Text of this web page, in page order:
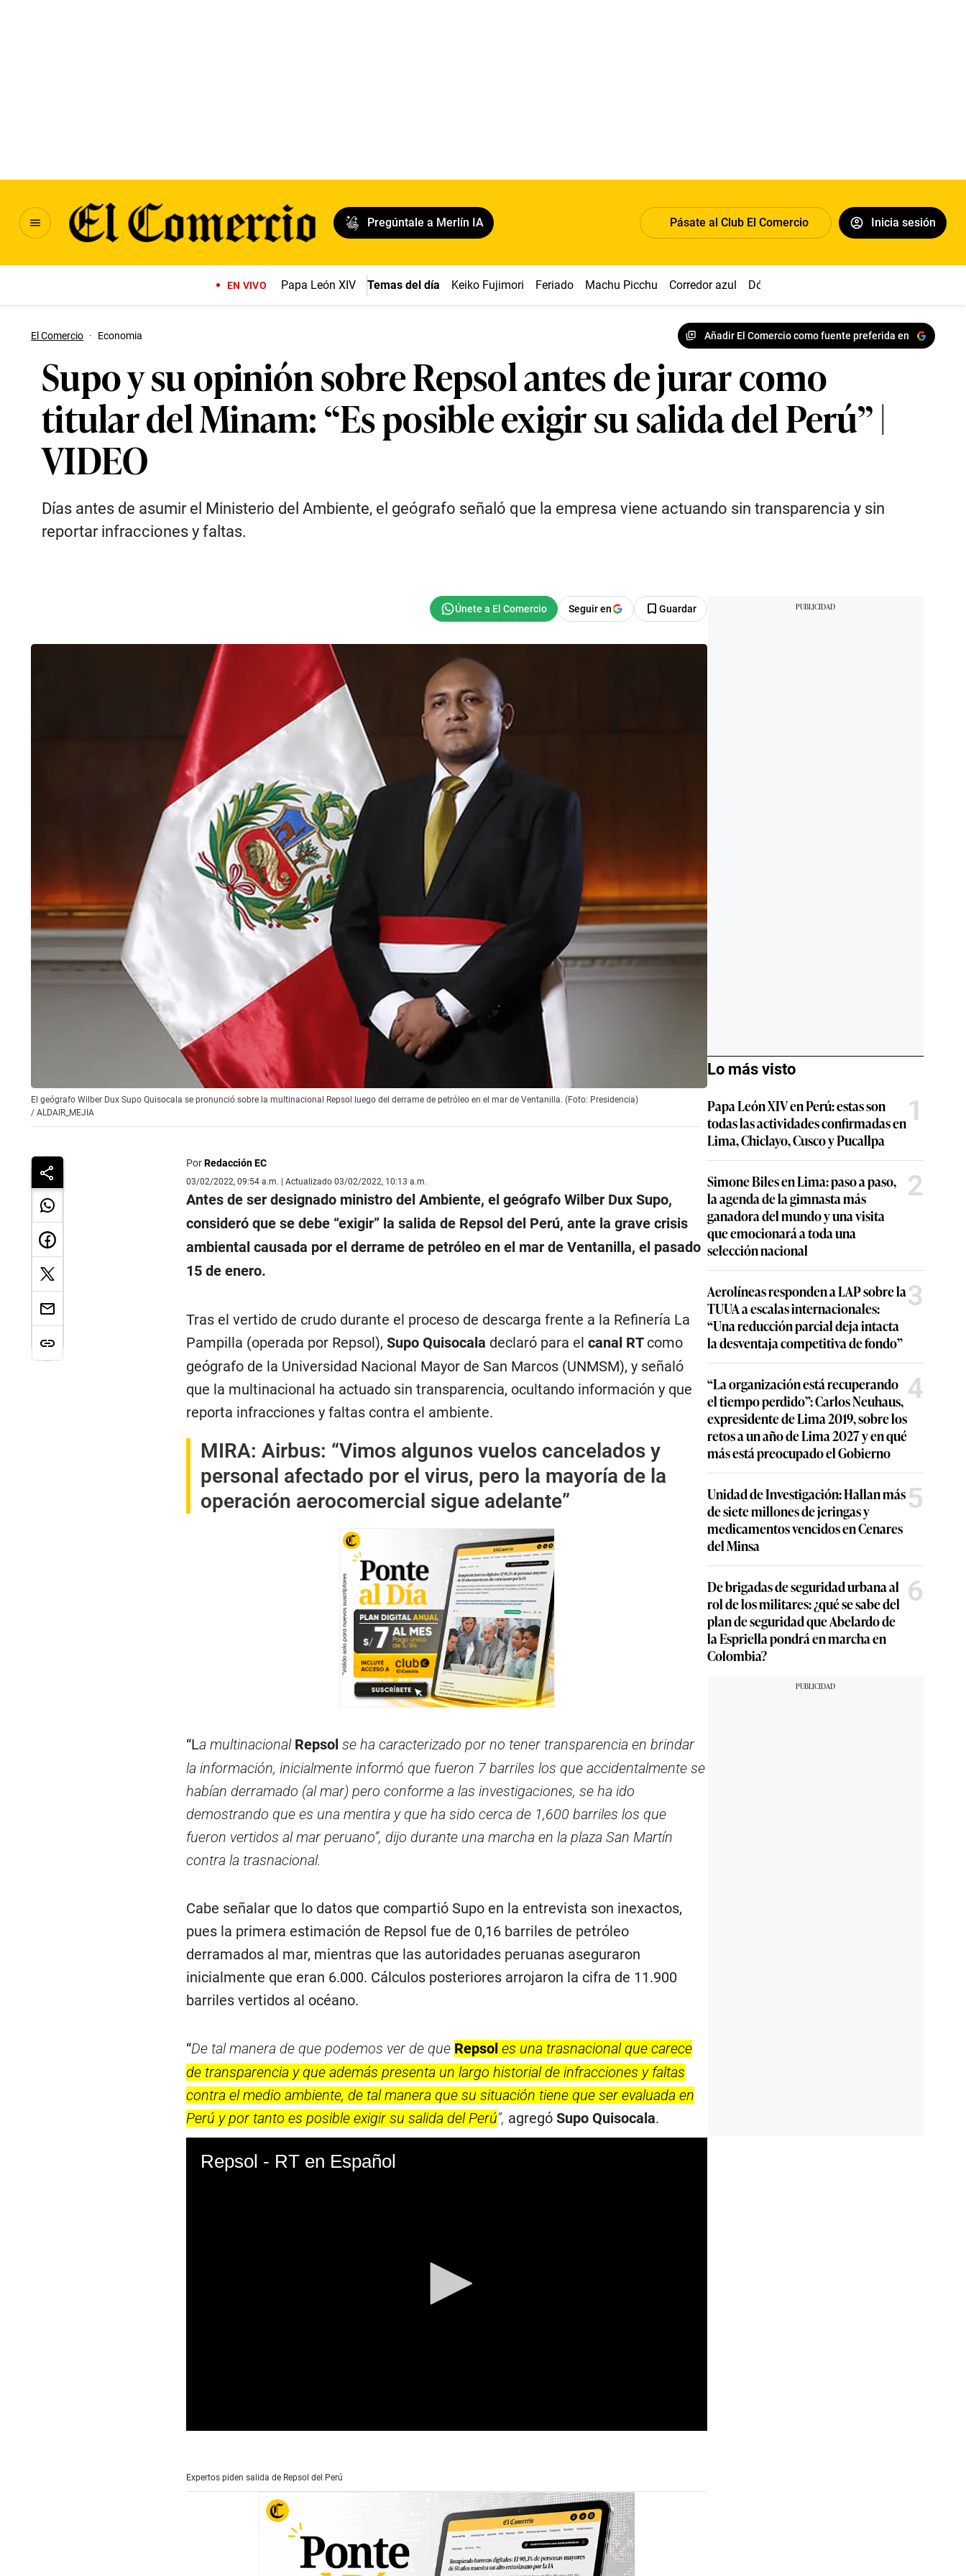
Pregúntale a Merlín IA Pásate al Club El Comercio Inicia sesión
EN VIVO Papa León XIV Temas del día Keiko Fujimori Feriado Machu Picchu Corredor azul Dólar
El Comercio · Economia Añadir El Comercio como fuente preferida en
Supo y su opinión sobre Repsol antes de jurar como
titular del Minam: “Es posible exigir su salida del Perú” |
VIDEO
Días antes de asumir el Ministerio del Ambiente, el geógrafo señaló que la empresa viene actuando sin transparencia y sin
reportar infracciones y faltas.
Seguir en Guardar
El geógrafo Wilber Dux Supo Quisocala se pronunció sobre la multinacional Repsol luego del derrame de petróleo en el mar de Ventanilla. (Foto: Presidencia)
/ ALDAIR_MEJIA
PorRedacción EC
03/02/2022, 09:54 a.m. | Actualizado 03/02/2022, 10:13 a.m.
Antes de ser designado ministro del Ambiente, el geógrafo Wilber Dux Supo,
consideró que se debe “exigir” la salida de Repsol del Perú, ante la grave crisis
ambiental causada por el derrame de petróleo en el mar de Ventanilla, el pasado
15 de enero.
Tras el vertido de crudo durante el proceso de descarga frente a la Refinería La
Pampilla (operada por Repsol), Supo Quisocala declaró para el canal RT como
geógrafo de la Universidad Nacional Mayor de San Marcos (UNMSM), y señaló
que la multinacional ha actuado sin transparencia, ocultando información y que
reporta infracciones y faltas contra el ambiente.
MIRA: Airbus: “Vimos algunos vuelos cancelados y
personal afectado por el virus, pero la mayoría de la
operación aerocomercial sigue adelante”
“La multinacional Repsol se ha caracterizado por no tener transparencia en brindar
la información, inicialmente informó que fueron 7 barriles los que accidentalmente se
habían derramado (al mar) pero conforme a las investigaciones, se ha ido
demostrando que es una mentira y que ha sido cerca de 1,600 barriles los que
fueron vertidos al mar peruano”, dijo durante una marcha en la plaza San Martín
contra la trasnacional.
Cabe señalar que lo datos que compartió Supo en la entrevista son inexactos,
pues la primera estimación de Repsol fue de 0,16 barriles de petróleo
derramados al mar, mientras que las autoridades peruanas aseguraron
inicialmente que eran 6.000. Cálculos posteriores arrojaron la cifra de 11.900
barriles vertidos al océano.
“De tal manera de que podemos ver de que Repsol es una trasnacional que carece
de transparencia y que además presenta un largo historial de infracciones y faltas
contra el medio ambiente, de tal manera que su situación tiene que ser evaluada en
Perú y por tanto es posible exigir su salida del Perú”, agregó Supo Quisocala.
Repsol - RT en Español
o
n
Expertos piden salida de Repsol del Perú
Lo más visto
Papa León XIV en Perú: estas son
todas las actividades confirmadas en
Lima, Chiclayo, Cusco y Pucallpa
1
Simone Biles en Lima: paso a paso,
la agenda de la gimnasta más
ganadora del mundo y una visita
que emocionará a toda una
selección nacional
2
Aerolíneas responden a LAP sobre la
TUUA a escalas internacionales:
“Una reducción parcial deja intacta
la desventaja competitiva de fondo”
3
“La organización está recuperando
el tiempo perdido”: Carlos Neuhaus,
expresidente de Lima 2019, sobre los
retos a un año de Lima 2027 y en qué
más está preocupado el Gobierno
4
Unidad de Investigación: Hallan más
de siete millones de jeringas y
medicamentos vencidos en Cenares
del Minsa
5
De brigadas de seguridad urbana al
rol de los militares: ¿qué se sabe del
plan de seguridad que Abelardo de
la Espriella pondrá en marcha en
Colombia?
6